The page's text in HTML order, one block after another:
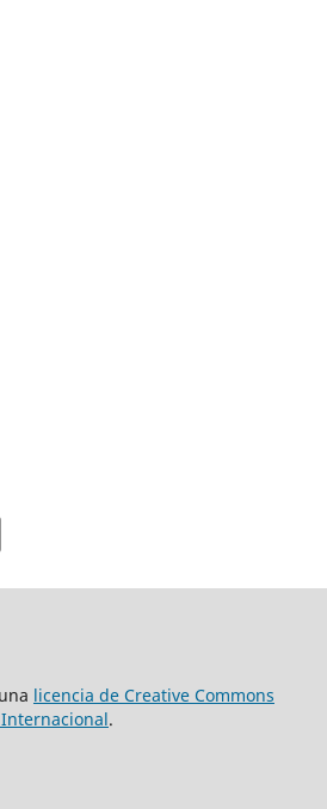
licencia de Creative Commons
.